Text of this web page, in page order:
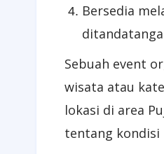
Bersedia
Sebuah event
wisata atau
lokasi di area
tentang